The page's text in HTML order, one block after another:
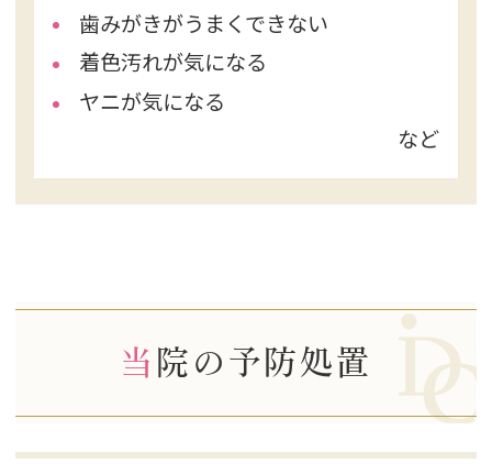
歯みがきがうまくできない
着色汚れが気になる
ヤニが気になる
当院の予防処置